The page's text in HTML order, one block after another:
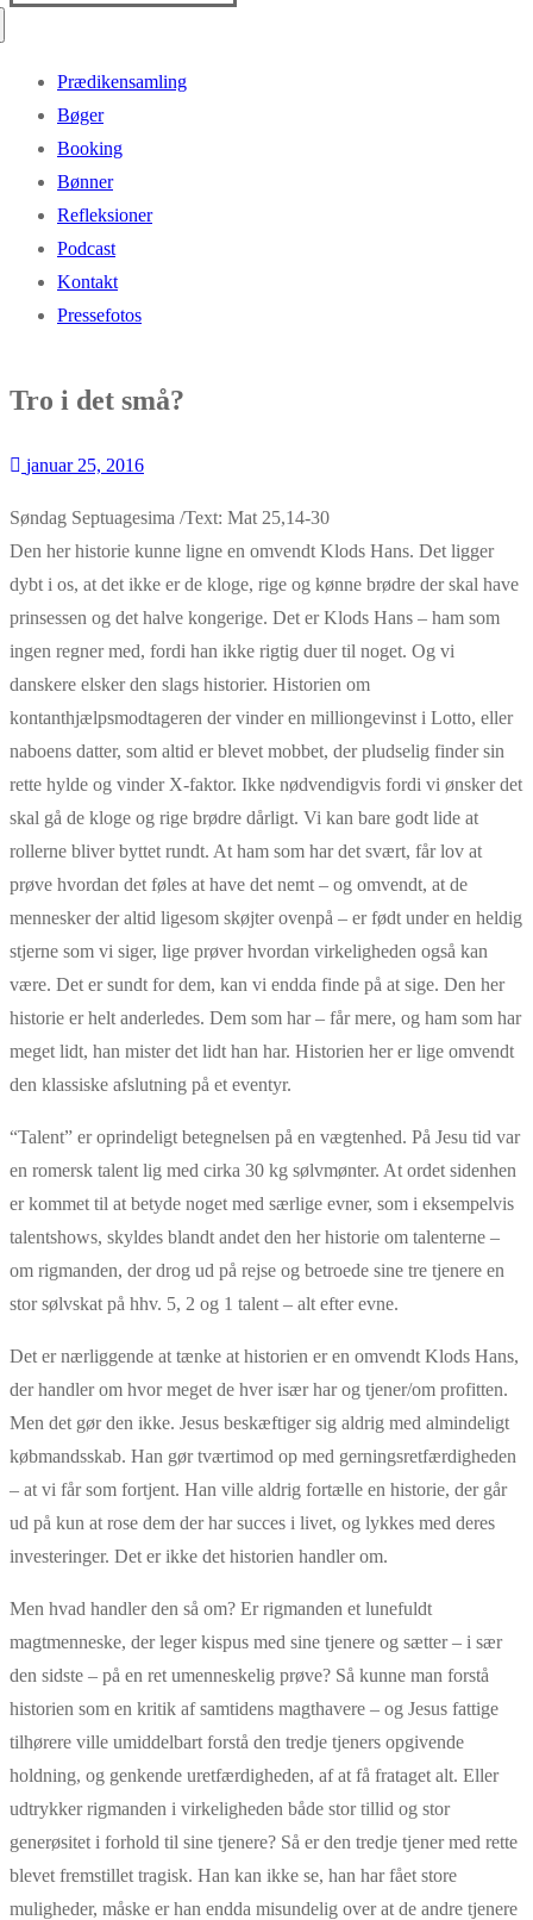
Prædikensamling
Bøger
Booking
Bønner
Refleksioner
Podcast
Kontakt
Pressefotos
Tro i det små?
januar 25, 2016
Søndag Septuagesima /Text: Mat 25,14-30
Den her historie kunne ligne en omvendt Klods Hans. Det ligger
dybt i os, at det ikke er de kloge, rige og kønne brødre der skal have
prinsessen og det halve kongerige. Det er Klods Hans – ham som
ingen regner med, fordi han ikke rigtig duer til noget. Og vi
danskere elsker den slags historier. Historien om
kontanthjælpsmodtageren der vinder en milliongevinst i Lotto, eller
naboens datter, som altid er blevet mobbet, der pludselig finder sin
rette hylde og vinder X-faktor. Ikke nødvendigvis fordi vi ønsker det
skal gå de kloge og rige brødre dårligt. Vi kan bare godt lide at
rollerne bliver byttet rundt. At ham som har det svært, får lov at
prøve hvordan det føles at have det nemt – og omvendt, at de
mennesker der altid ligesom skøjter ovenpå – er født under en heldig
stjerne som vi siger, lige prøver hvordan virkeligheden også kan
være. Det er sundt for dem, kan vi endda finde på at sige. Den her
historie er helt anderledes. Dem som har – får mere, og ham som har
meget lidt, han mister det lidt han har. Historien her er lige omvendt
den klassiske afslutning på et eventyr.
“Talent” er oprindeligt betegnelsen på en vægtenhed. På Jesu tid var
en romersk talent lig med cirka 30 kg sølvmønter. At ordet sidenhen
er kommet til at betyde noget med særlige evner, som i eksempelvis
talentshows, skyldes blandt andet den her historie om talenterne –
om rigmanden, der drog ud på rejse og betroede sine tre tjenere en
stor sølvskat på hhv. 5, 2 og 1 talent – alt efter evne.
Det er nærliggende at tænke at historien er en omvendt Klods Hans,
der handler om hvor meget de hver især har og tjener/om profitten.
Men det gør den ikke. Jesus beskæftiger sig aldrig med almindeligt
købmandsskab. Han gør tværtimod op med gerningsretfærdigheden
– at vi får som fortjent. Han ville aldrig fortælle en historie, der går
ud på kun at rose dem der har succes i livet, og lykkes med deres
investeringer. Det er ikke det historien handler om.
Men hvad handler den så om? Er rigmanden et lunefuldt
magtmenneske, der leger kispus med sine tjenere og sætter – i sær
den sidste – på en ret umenneskelig prøve? Så kunne man forstå
historien som en kritik af samtidens magthavere – og Jesus fattige
tilhørere ville umiddelbart forstå den tredje tjeners opgivende
holdning, og genkende uretfærdigheden, af at få frataget alt. Eller
udtrykker rigmanden i virkeligheden både stor tillid og stor
generøsitet i forhold til sine tjenere? Så er den tredje tjener med rette
blevet fremstillet tragisk. Han kan ikke se, han har fået store
muligheder, måske er han endda misundelig over at de andre tjenere